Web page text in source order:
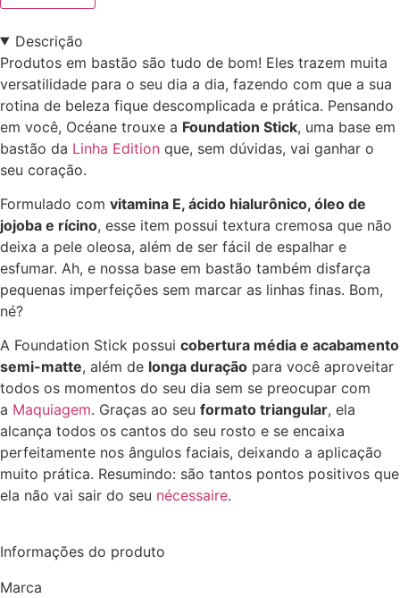
Descrição
Produtos em bastão são tudo de bom! Eles trazem muita
versatilidade para o seu dia a dia, fazendo com que a sua
rotina de beleza fique descomplicada e prática. Pensando
em você, Océane trouxe a Foundation Stick, uma base em
bastão da Linha Edition que, sem dúvidas, vai ganhar o
seu coração.
Formulado com vitamina E, ácido hialurônico, óleo de
jojoba e rícino, esse item possui textura cremosa que não
deixa a pele oleosa, além de ser fácil de espalhar e
esfumar. Ah, e nossa base em bastão também disfarça
pequenas imperfeições sem marcar as linhas finas. Bom,
né?
A Foundation Stick possui cobertura média e acabamento
semi-matte, além de longa duração para você aproveitar
todos os momentos do seu dia sem se preocupar com
a Maquiagem. Graças ao seu formato triangular, ela
alcança todos os cantos do seu rosto e se encaixa
perfeitamente nos ângulos faciais, deixando a aplicação
muito prática. Resumindo: são tantos pontos positivos que
ela não vai sair do seu nécessaire.
Informações do produto
Marca